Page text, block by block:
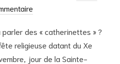
le
des « catherinettes » ?
religieuse datant du Xe
jour de la Sainte-